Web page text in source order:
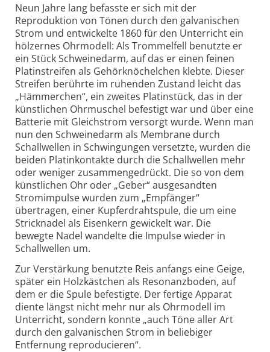
Neun Jahre lang befasste er sich mit der
Reproduktion von Tönen durch den galvanischen
Strom und entwickelte 1860 für den Unterricht ein
hölzernes Ohrmodell: Als Trommelfell benutzte er
ein Stück Schweinedarm, auf das er einen feinen
Platinstreifen als Gehörknöchelchen klebte. Dieser
Streifen berührte im ruhenden Zustand leicht das
„Hämmerchen“, ein zweites Platinstück, das in der
künstlichen Ohrmuschel befestigt war und über eine
Batterie mit Gleichstrom versorgt wurde. Wenn man
nun den Schweinedarm als Membrane durch
Schallwellen in Schwingungen versetzte, wurden die
beiden Platinkontakte durch die Schallwellen mehr
oder weniger zusammengedrückt. Die so von dem
künstlichen Ohr oder „Geber“ ausgesandten
Stromimpulse wurden zum „Empfänger“
übertragen, einer Kupferdrahtspule, die um eine
Stricknadel als Eisenkern gewickelt war. Die
bewegte Nadel wandelte die Impulse wieder in
Schallwellen um.
Zur Verstärkung benutzte Reis anfangs eine Geige,
später ein Holzkästchen als Resonanzboden, auf
dem er die Spule befestigte. Der fertige Apparat
diente längst nicht mehr nur als Ohrmodell im
Unterricht, sondern konnte „auch Töne aller Art
durch den galvanischen Strom in beliebiger
Entfernung reproducieren“.